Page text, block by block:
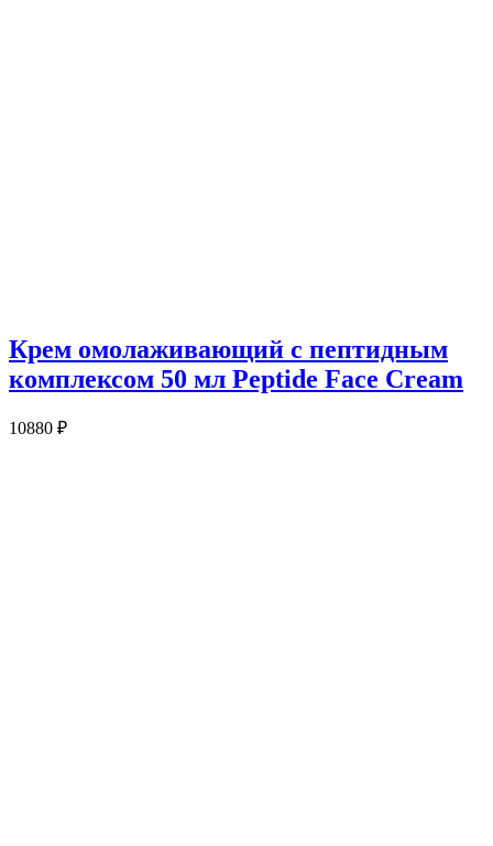
Крем омолаживающий с пептидным
комплексом 50 мл Peptide Face Cream
10880 ₽